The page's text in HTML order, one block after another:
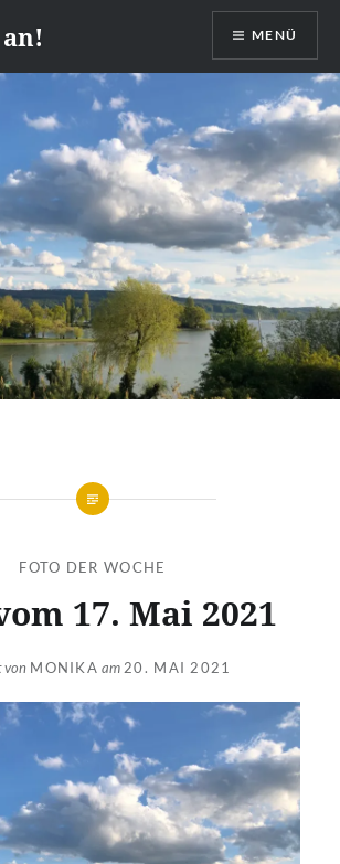
MENÜ
FOTO DER WOCHE
17. Mai 2021
von MONIKA am 20. MAI 2021